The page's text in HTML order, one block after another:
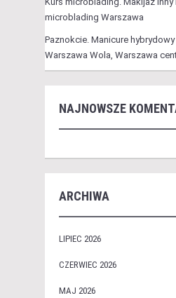
microblading Warszawa
Paznokcie. Manicure
Warszawa Wola, Warszawa
NAJNOWSZE
ARCHIWA
LIPIEC 2026
CZERWIEC 2026
MAJ 2026